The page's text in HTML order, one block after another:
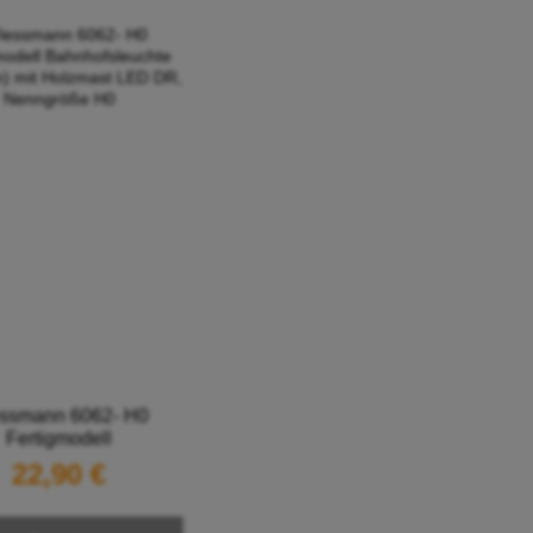
6062- H0
Fertigmodell
(Pilzform)
LED DR,
22,90 €